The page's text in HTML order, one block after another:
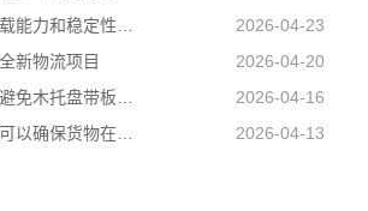
2026-04-23
新物流项目
2026-04-20
2026-04-16
2026-04-13